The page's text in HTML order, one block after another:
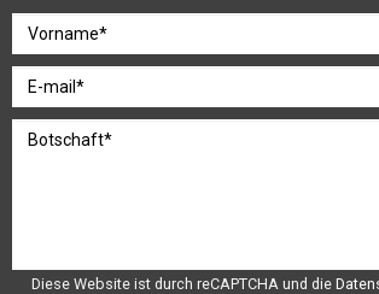
Diese Website ist durch reCAPTCHA und die